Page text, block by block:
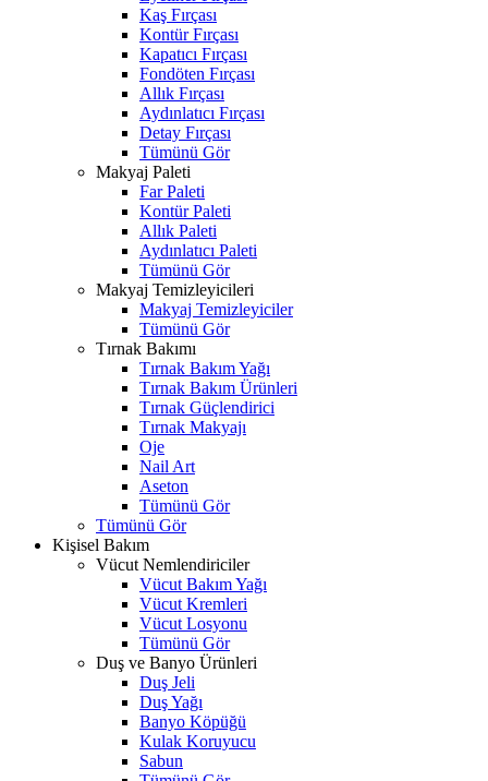
Kaş Fırçası
Kontür Fırçası
Kapatıcı Fırçası
Fondöten Fırçası
Allık Fırçası
Aydınlatıcı Fırçası
Detay Fırçası
Tümünü Gör
Makyaj Paleti
Far Paleti
Kontür Paleti
Allık Paleti
Aydınlatıcı Paleti
Tümünü Gör
Makyaj Temizleyicileri
Makyaj Temizleyiciler
Tümünü Gör
Tırnak Bakımı
Tırnak Bakım Yağı
Tırnak Bakım Ürünleri
Tırnak Güçlendirici
Tırnak Makyajı
Oje
Nail Art
Aseton
Tümünü Gör
Tümünü Gör
Kişisel Bakım
Vücut Nemlendiriciler
Vücut Bakım Yağı
Vücut Kremleri
Vücut Losyonu
Tümünü Gör
Duş ve Banyo Ürünleri
Duş Jeli
Duş Yağı
Banyo Köpüğü
Kulak Koruyucu
Sabun